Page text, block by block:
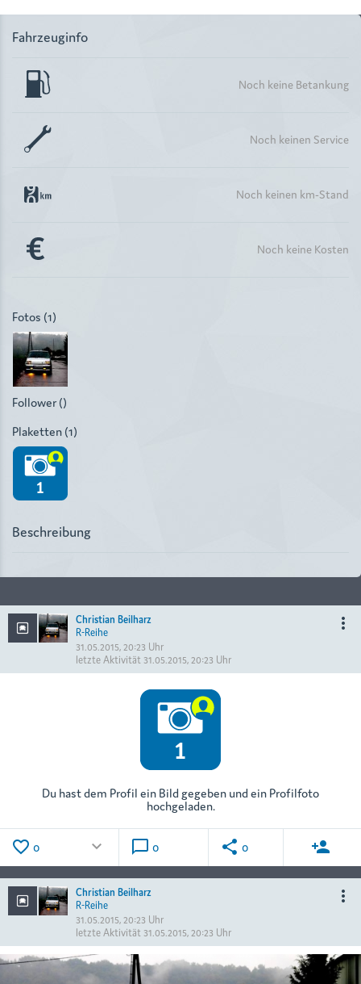
Fahrzeuginfo
Noch keine Betankung
Noch keinen Service
Noch keinen km-Stand
Noch keine Kosten
Fotos (1)
Follower ()
Plaketten (1)
Beschreibung
more_vert
Christian Beilharz
R-Reihe
31.05.2015, 20:23 Uhr
letzte Aktivität 31.05.2015, 20:23 Uhr
Du hast dem Profil ein Bild gegeben und ein Profilfoto
hochgeladen.
favorite_border 0 keyboard_arrow_down chat_bubble_outline 0 share 0 person_add
more_vert
Christian Beilharz
R-Reihe
31.05.2015, 20:23 Uhr
letzte Aktivität 31.05.2015, 20:23 Uhr